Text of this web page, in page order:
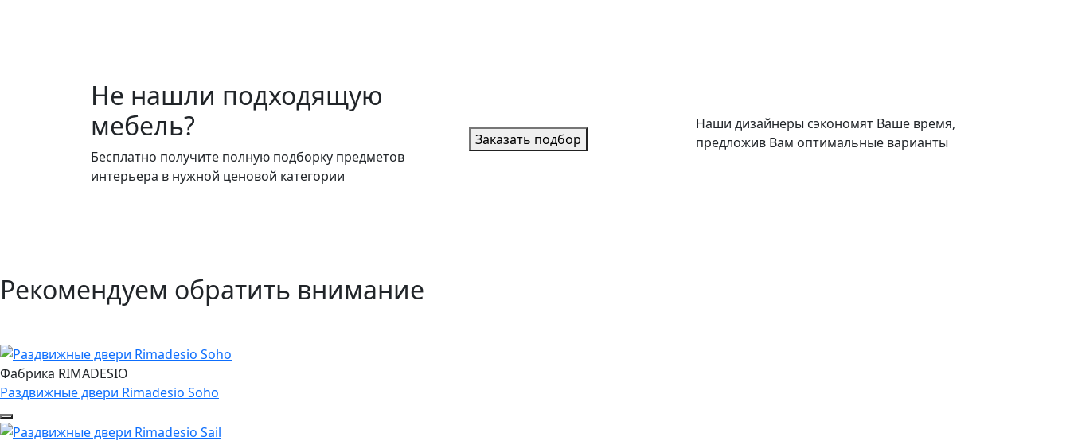
Не нашли подходящую
мебель?
Бесплатно получите полную подборку предметов
интерьера в нужной ценовой категории
Заказать подбор
Наши дизайнеры сэкономят Ваше время,
предложив Вам оптимальные варианты
Рекомендуем обратить внимание
Фабрика RIMADESIO
Раздвижные двери Rimadesio Soho